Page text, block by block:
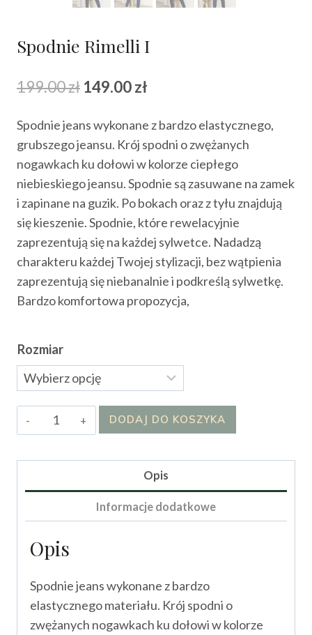
Spodnie Rimelli I
199.00zł Pierwotna
wynosiła:
199.00 zł.
149.00zł
wynosi:
149.00 zł.
Spodnie jeans wykonane z bardzo elastycznego,
grubszego jeansu. Krój spodni o zwężanych
nogawkach ku dołowi w kolorze ciepłego
niebieskiego jeansu. Spodnie są zasuwane na zamek
i zapinane na guzik. Po bokach oraz z tyłu znajdują
się kieszenie. Spodnie, które rewelacyjnie
zaprezentują się na każdej sylwetce. Nadadzą
charakteru każdej Twojej stylizacji, bez wątpienia
zaprezentują się niebanalnie i podkreślą sylwetkę.
Bardzo komfortowa propozycja,
Rozmiar
ilość
Spodnie
DODAJ DO KOSZYKA
Opis
Informacje dodatkowe
Opis
Spodnie jeans wykonane z bardzo
elastycznego materiału. Krój spodni o
zwężanych nogawkach ku dołowi w kolorze